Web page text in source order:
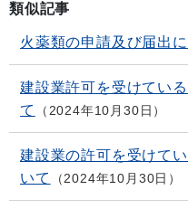
類似記事
火薬類の申請及び届出
建設業許可を受けてい
て
2024年10月30日
建設業の許可を受けて
いて
2024年10月30日